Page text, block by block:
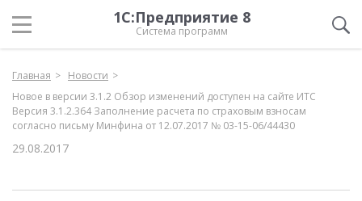
1С:Предприятие 8
Система программ
Главная
Новости
Новое в версии 3.1.2 Обзор изменений доступен на сайте ИТС
Версия 3.1.2.364 Заполнение расчета по страховым взносам
согласно письму Минфина от 12.07.2017 № 03-15-06/44430
29.08.2017